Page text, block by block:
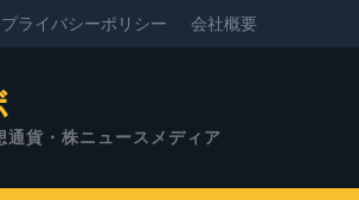
プライバシーポリシー 会社概要
通貨・株ニュースメディア